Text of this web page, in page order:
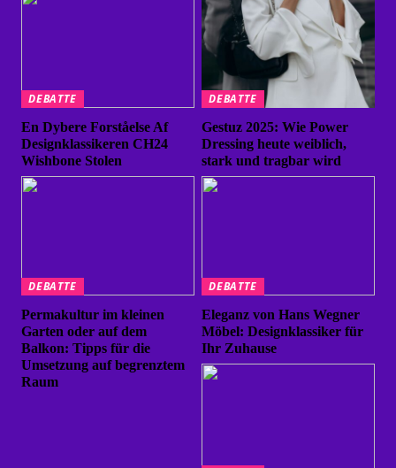
DEBATTE
En Dybere Forståelse Af
Designklassikeren CH24
Wishbone Stolen
DEBATTE
Gestuz 2025: Wie Power
Dressing heute weiblich,
stark und tragbar wird
DEBATTE
Permakultur im kleinen
Garten oder auf dem
Balkon: Tipps für die
Umsetzung auf begrenztem
Raum
DEBATTE
Eleganz von Hans Wegner
Möbel: Designklassiker für
Ihr Zuhause